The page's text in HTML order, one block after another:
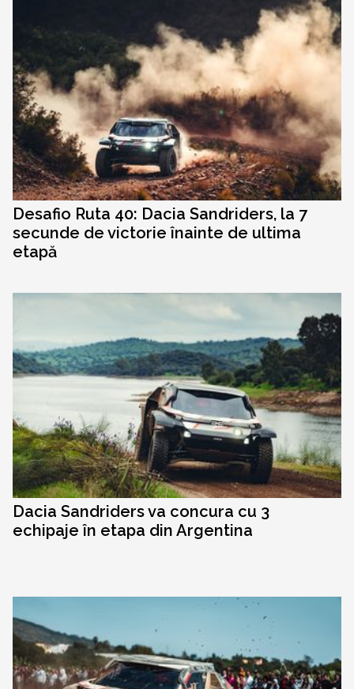
Desafio Ruta 40: Dacia Sandriders, la 7
secunde de victorie înainte de ultima
etapă
Dacia Sandriders va concura cu 3
echipaje în etapa din Argentina